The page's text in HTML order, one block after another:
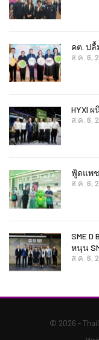
คต. ปลื้
ส.ค. 6,
HYXI ผ
ส.ค. 6,
ฟู้ดแพช
ส.ค. 6,
SME D
หนุน
ส.ค. 6,
© 2026 -